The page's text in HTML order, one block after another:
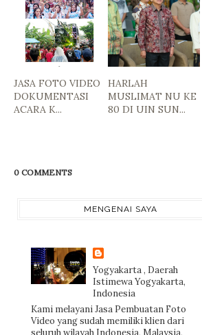
JASA FOTO VIDEO
DOKUMENTASI
ACARA K...
HARLAH
MUSLIMAT NU KE
80 DI UIN SUN...
0 COMMENTS
MENGENAI SAYA
Yogyakarta , Daerah
Istimewa Yogyakarta,
Indonesia
Kami melayani Jasa Pembuatan Foto
Video yang sudah memiliki klien dari